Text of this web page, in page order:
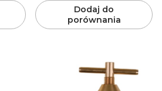
Dodaj do
porównania